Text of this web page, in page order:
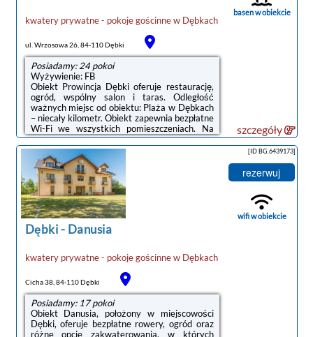
kwatery prywatne - pokoje gościnnew Dębkach
ul. Wrzosowa 26, 84-110 Dębki
Posiadamy: 24 pokoi
Wyżywienie: FB
Obiekt Prowincja Dębki oferuje restaurację,
ogród, wspólny salon i taras. Odległość
ważnych miejsc od obiektu: Plaża w Dębkach
– niecały kilometr. Obiekt zapewnia bezpłatne
Wi-Fi we wszystkich pomieszczeniach. Na
terenie obiektu dostępny jest też prywatny
parking.Do dyspozycji Gości jest w pełni
wyposażona prywatna łazienka z prysznicem
i suszarką do włosów.Na miejscu serwowane
jest śniadanie à la carte.Obiekt Prowincja
Dębki oferuje kryty basen.Na terenie obiektu
Prowincja Dębki dostępny jest plac zabaw i
sprzęt do grillowania.Odległość ważnych
miejsc od obiektu: ...
basen w obiekcie
szczegóły
Dębki- Danusia
kwatery prywatne - pokoje gościnnew Dębkach
Cicha 38, 84-110 Dębki
Posiadamy: 17 pokoi
Obiekt Danusia, położony w miejscowości
Dębki, oferuje bezpłatne rowery, ogród oraz
różne opcje zakwaterowania, w których
[ID BG.6439173]
rezerwuj
wifi w obiekcie